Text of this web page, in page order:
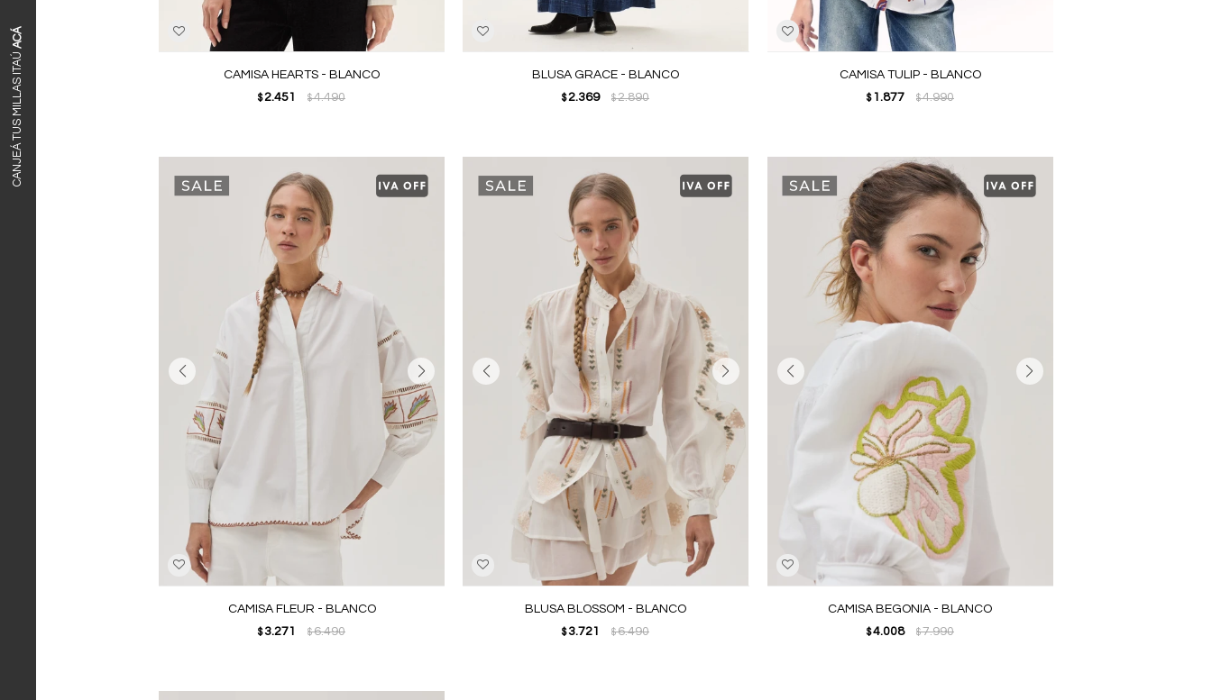
CANJEÁ TUS MILLAS ITAÚ
ACÁ
CAMISA HEARTS - BLANCO
$2.451 $4.490
BLUSA GRACE - BLANCO
$2.369 $2.890
CAMISA TULIP - BLANCO
$ 1.877 $4.990
CAMISA FLEUR - BLANCO
$3.271 $6.490
BLUSA BLOSSOM - BLANCO
$3.721 $6.490
CAMISA BEGONIA - BLANCO
$ 4.008 $7.990